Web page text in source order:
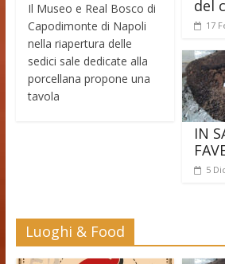
Il Museo e Real Bosco di
Capodimonte di Napoli
nella riapertura delle
sedici sale dedicate alla
porcellana propone una
tavola
del
17
IN
5
Luoghi & Food